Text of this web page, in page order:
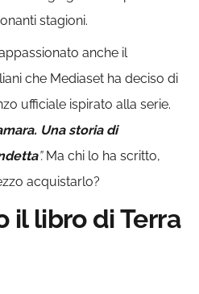
stagioni.
anche il
che Mediaset ha deciso di
ufficiale ispirato alla serie.
Una storia di
”. Ma chi lo ha scritto,
acquistarlo?
il libro di Terra